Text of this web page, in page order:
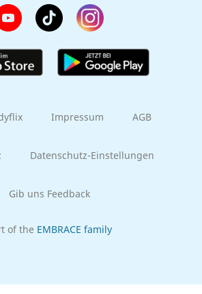
Impressum AGB
Datenschutz-Einstellungen
Gib uns Feedback
of the EMBRACE family